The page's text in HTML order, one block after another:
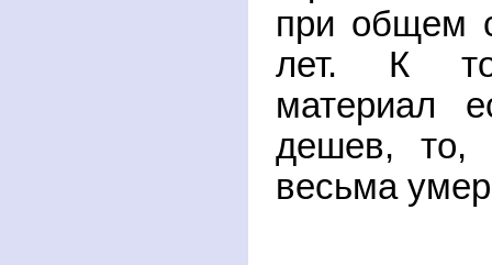
при общем
лет. К
материал
дешев, то,
весьма